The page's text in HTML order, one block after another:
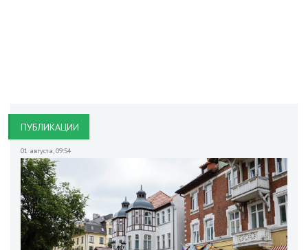
ПУБЛИКАЦИИ
01 августа,09:54